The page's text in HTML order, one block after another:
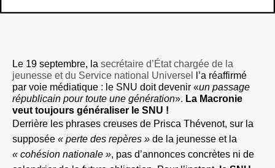
Le 19 septembre, la secrétaire d’État chargée de la
jeunesse et du Service national Universel
l’a réaffirmé
par voie médiatique : le SNU doit devenir «un passage
républicain pour toute une génération». La Macronie
veut toujours généraliser le SNU !
Derrière les phrases creuses de Prisca Thévenot, sur l a
supposée « perte des repères » de la jeunesse et la
« cohésion nationale », pas d’annonces concrètes ni de